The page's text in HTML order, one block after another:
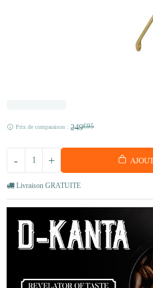
Prix de comparaison : 249€95
+
-
Livraison GRATUITE